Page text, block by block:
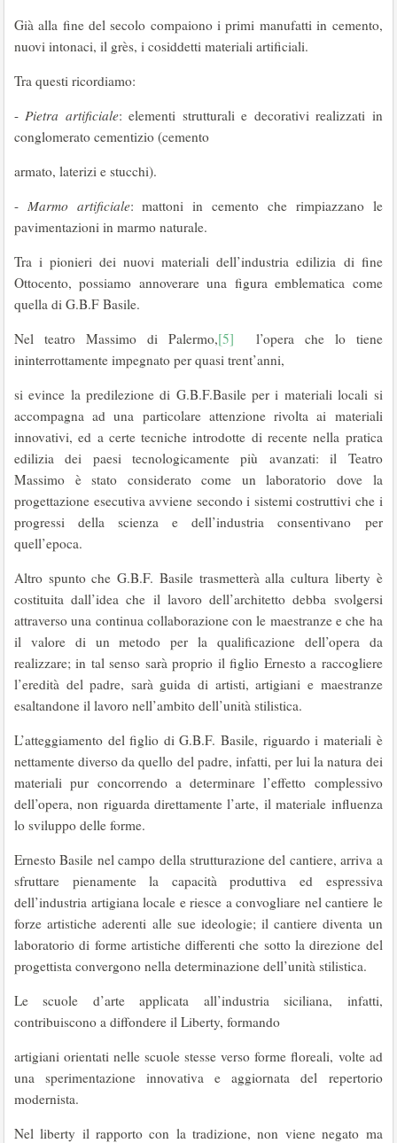
Già alla fine del secolo compaiono i primi manufatti in cemento,
nuovi intonaci, il grès, i cosiddetti materiali artificiali.
Tra questi ricordiamo:
- Pietra artificiale: elementi strutturali e decorativi realizzati in
conglomerato cementizio (cemento
armato, laterizi e stucchi).
- Marmo artificiale: mattoni in cemento che rimpiazzano le
pavimentazioni in marmo naturale.
Tra i pionieri dei nuovi materiali dell’industria edilizia di fine
Ottocento, possiamo annoverare una figura emblematica come
quella di G.B.F Basile.
Nel teatro Massimo di Palermo,[5] l’opera che lo tiene
ininterrottamente impegnato per quasi trent’anni,
si evince la predilezione di G.B.F.Basile per i materiali locali si
accompagna ad una particolare attenzione rivolta ai materiali
innovativi, ed a certe tecniche introdotte di recente nella pratica
edilizia dei paesi tecnologicamente più avanzati: il Teatro
Massimo è stato considerato come un laboratorio dove la
progettazione esecutiva avviene secondo i sistemi costruttivi che i
progressi della scienza e dell’industria consentivano per
quell’epoca.
Altro spunto che G.B.F. Basile trasmetterà alla cultura liberty è
costituita dall’idea che il lavoro dell’architetto debba svolgersi
attraverso una continua collaborazione con le maestranze e che ha
il valore di un metodo per la qualificazione dell’opera da
realizzare; in tal senso sarà proprio il figlio Ernesto a raccogliere
l’eredità del padre, sarà guida di artisti, artigiani e maestranze
esaltandone il lavoro nell’ambito dell’unità stilistica.
L’atteggiamento del figlio di G.B.F. Basile, riguardo i materiali è
nettamente diverso da quello del padre, infatti, per lui la natura dei
materiali pur concorrendo a determinare l’effetto complessivo
dell’opera, non riguarda direttamente l’arte, il materiale influenza
lo sviluppo delle forme.
Ernesto Basile nel campo della strutturazione del cantiere, arriva a
sfruttare pienamente la capacità produttiva ed espressiva
dell’industria artigiana locale e riesce a convogliare nel cantiere le
forze artistiche aderenti alle sue ideologie; il cantiere diventa un
laboratorio di forme artistiche differenti che sotto la direzione del
progettista convergono nella determinazione dell’unità stilistica.
Le scuole d’arte applicata all’industria siciliana, infatti,
contribuiscono a diffondere il Liberty, formando
artigiani orientati nelle scuole stesse verso forme floreali, volte ad
una sperimentazione innovativa e aggiornata del repertorio
modernista.
Nel liberty il rapporto con la tradizione, non viene negato ma